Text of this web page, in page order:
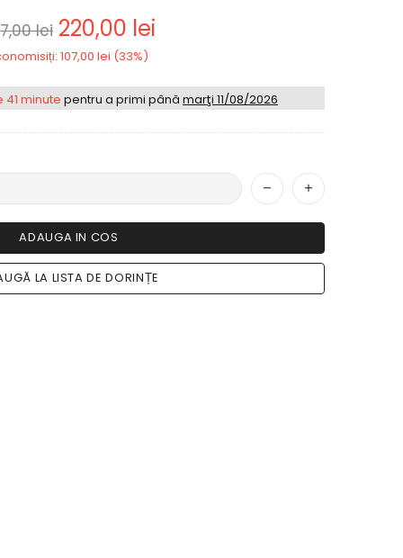
lei 220,00 lei
107,00 lei (33%)
41 minute pentru a primi până marţi 11/08/2026
ADAUGA IN COS
LA LISTA DE DORINȚE